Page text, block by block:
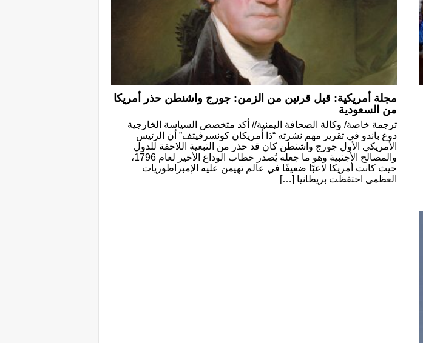
مجلة أمريكية: قبل قرنين من الزمن: جورج واشنطن حذر أمريكا
من السعودية
ترجمة خاصة/ وكالة الصحافة اليمنية// أكد متخصص السياسة الخارجية
دوغ باندو في تقرير مهم نشرته “ذا أمريكان كونسرفيتف” أن الرئيس
الأمريكي الأول جورج واشنطن كان قد حذر من التبعية اللاحقة للدول
والمصالح الأجنبية وهو ما جعله يُصدر خطاب الوداع الأخير لعام 1796،
حيث كانت أمريكا لاعبًا ضعيفًا في عالم تهيمن عليه الإمبراطوريات
العظمى احتفظت بريطانيا […]